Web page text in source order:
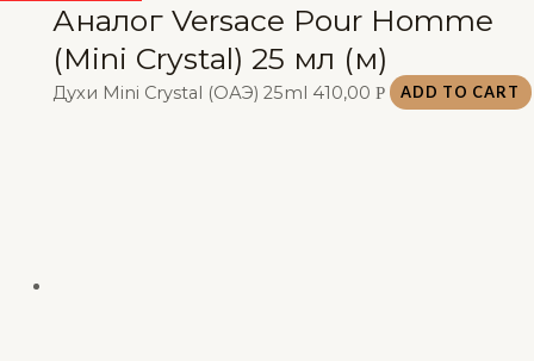
Аналог Versace Pour Homme
(Mini Crystal) 25 мл (м)
Духи Mini Crystal (ОАЭ) 25ml 410,00 Р ADD TO CART